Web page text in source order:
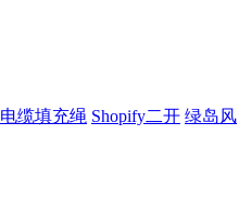
电缆填充绳 Shopify二开 绿岛风